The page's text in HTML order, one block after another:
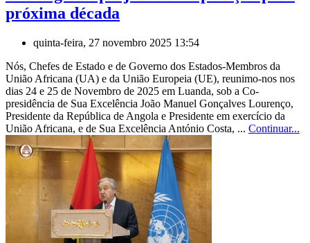
próxima década
quinta-feira, 27 novembro 2025 13:54
Nós, Chefes de Estado e de Governo dos Estados-Membros da
União Africana (UA) e da União Europeia (UE), reunimo-nos nos
dias 24 e 25 de Novembro de 2025 em Luanda, sob a Co-
presidência de Sua Excelência João Manuel Gonçalves Lourenço,
Presidente da República de Angola e Presidente em exercício da
União Africana, e de Sua Excelência António Costa, ... Continuar...